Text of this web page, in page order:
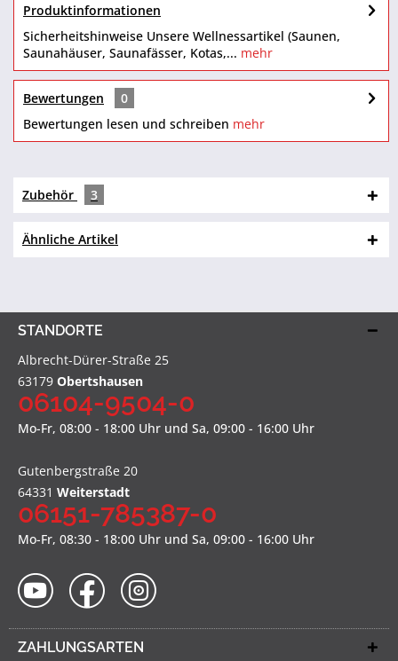
Produktinformationen
Sicherheitshinweise Unsere Wellnessartikel (Saunen,
Saunahäuser, Saunafässer, Kotas,... mehr
Bewertungen
0
Bewertungen lesen und schreiben mehr
Zubehör 3
Ähnliche Artikel
STANDORTE
Albrecht-Dürer-Straße 25
63179 Obertshausen
06104-9504-0
Mo-Fr, 08:00 - 18:00 Uhr und Sa, 09:00 - 16:00 Uhr
Gutenbergstraße 20
64331 Weiterstadt
06151-785387-0
Mo-Fr, 08:30 - 18:00 Uhr und Sa, 09:00 - 16:00 Uhr
ZAHLUNGSARTEN